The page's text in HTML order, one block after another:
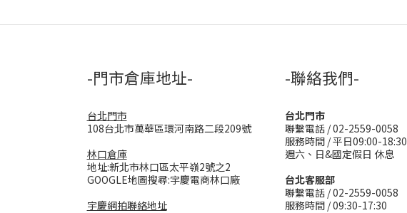
-門市倉庫地址-
台北門市
108台北市萬華區環河南路二段209號
林口倉庫
地址:新北市林口區太平嶺2號之2
GOOGLE地圖搜尋:宇慶電商林口廠
宇慶網拍聯絡地址
-聯絡我們-
台北門市
聯繫電話 / 02-2559-0058
服務時間 / 平日09:00-18:30
週六、日&國定假日 休息
台北客服部
聯繫電話 / 02-2559-0058
服務時間 / 09:30-17:30